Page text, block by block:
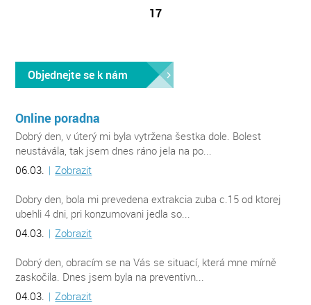
17
Objednejte se k nám
Online poradna
Dobrý den, v úterý mi byla vytržena šestka dole. Bolest
neustávála, tak jsem dnes ráno jela na po...
06.03. | Zobrazit
Dobry den, bola mi prevedena extrakcia zuba c.15 od ktorej
ubehli 4 dni, pri konzumovani jedla so...
04.03. | Zobrazit
Dobrý den, obracím se na Vás se situací, která mne mírně
zaskočila. Dnes jsem byla na preventivn...
04.03. | Zobrazit